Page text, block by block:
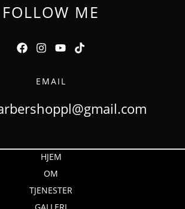
FOLLOW ME
EMAIL
HJEM
OM
TJENESTER